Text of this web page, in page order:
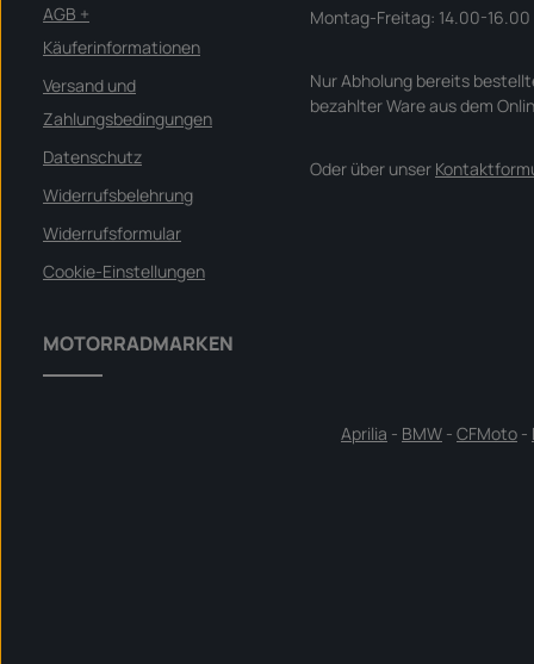
e
r
z
e
t
:
S
o
o
r
v
r
f
g
b
AGB +
Käuferinformationen
Versand und
Zahlungsbedingungen
Datenschutz
Widerrufsbelehrung
Widerrufsformular
Cookie-Einstellungen
Montag-Freitag: 14.00-16.00
Nur Abholung bereits
bezahlter Ware aus dem
Oder über unser
MOTORRADMARKEN
Aprilia - BMW - CFMoto -